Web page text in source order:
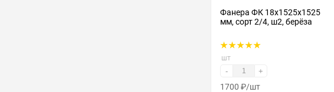
Фанера ФК 18х1525х1525
мм, сорт 2/4, ш2, берёза
шт
- +
1700 ₽/шт